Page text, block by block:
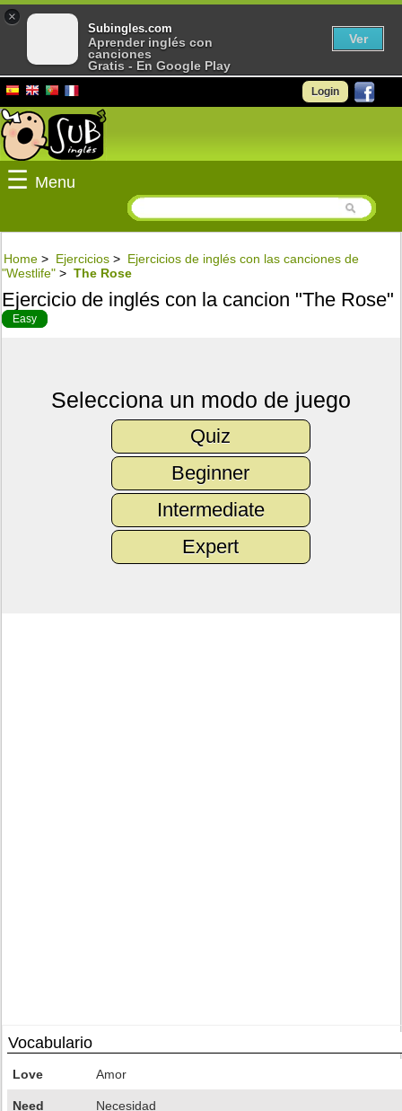
Login
☰ Menu
Home > Ejercicios > Ejercicios de inglés con las canciones de
"Westlife" > The Rose
Ejercicio de inglés con la cancion "The Rose"
Easy
Selecciona un modo de juego
Quiz
Beginner
Intermediate
Expert
Vocabulario
Love Amor
Need Necesidad
×
Subingles.com
Aprender inglés con
canciones
Gratis - En Google Play
Ver